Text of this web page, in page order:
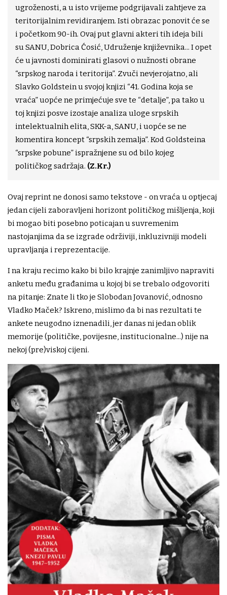
ugroženosti, a u isto vrijeme podgrijavali zahtjeve za
teritorijalnim revidiranjem. Isti obrazac ponovit će se
i početkom 90-ih. Ovaj put glavni akteri tih ideja bili
su SANU, Dobrica Ćosić, Udruženje književnika... I opet
će u javnosti dominirati glasovi o nužnosti obrane
“srpskog naroda i teritorija”. Zvuči nevjerojatno, ali
Slavko Goldstein u svojoj knjizi “41. Godina koja se
vraća” uopće ne primjećuje sve te “detalje”, pa tako u
toj knjizi posve izostaje analiza uloge srpskih
intelektualnih elita, SKK-a, SANU, i uopće se ne
komentira koncept “srpskih zemalja”. Kod Goldsteina
“srpske pobune” ispražnjene su od bilo kojeg
političkog sadržaja. (Z.Kr.)
Ovaj reprint ne donosi samo tekstove - on vraća u optjecaj
jedan cijeli zaboravljeni horizont političkog mišljenja, koji
bi mogao biti posebno poticajan u suvremenim
nastojanjima da se izgrade održiviji, inkluzivniji modeli
upravljanja i reprezentacije.
I na kraju recimo kako bi bilo krajnje zanimljivo napraviti
anketu među građanima u kojoj bi se trebalo odgovoriti
na pitanje: Znate li tko je Slobodan Jovanović, odnosno
Vladko Maček? Iskreno, mislimo da bi nas rezultati te
ankete neugodno iznenadili, jer danas ni jedan oblik
memorije (političke, povijesne, institucionalne...) nije na
nekoj (pre)viskoj cijeni.